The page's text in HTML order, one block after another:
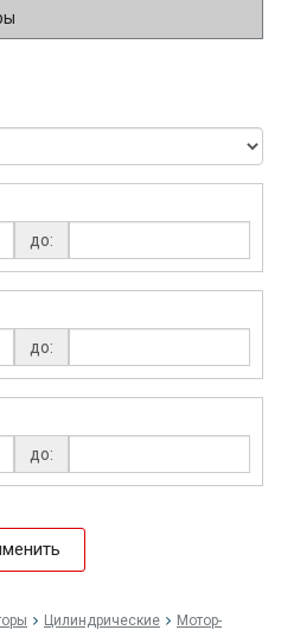
до:
до:
до:
Цилиндрические
Мотор-